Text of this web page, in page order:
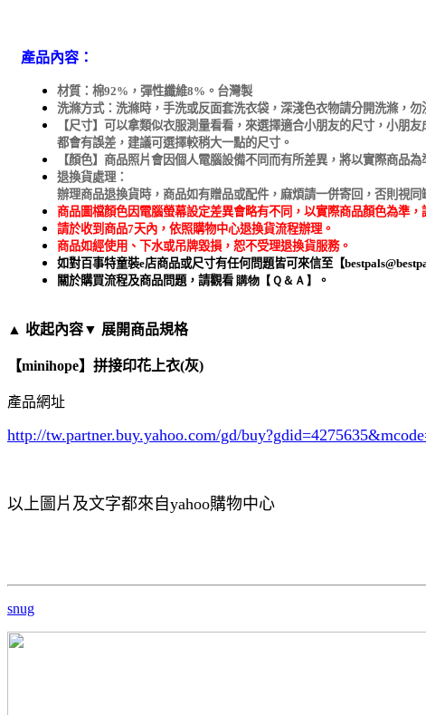
產品內容：
材質：棉92% ，彈性纖維8% 。台灣製
洗滌方式：洗滌時，手洗或反面套洗衣袋 ，深淺色衣物請分開洗滌，勿
【尺寸】可以拿類似衣服測量看看，來選擇適合小朋友的尺寸，小朋
都會有誤差，建議可選擇較稍大一點的尺寸。
【顏色】商品照片會因個人電腦設備不同而有所差異，將以實際商品為
退換貨處理：
辦理商品退換貨時，商品如有贈品或配件，麻煩請一併寄回，否則 視同
商品圖檔顏色因電腦螢幕設定差異會略有不同，以實際商品顏色為準，
請於收到商品7天內，依照購物中心退換貨流程辦理。
商品如經使用、下水或吊牌毀損，恕不受理退換貨服務。
如對百事特童裝e店商品或尺寸有任何問題皆可來信至 【
關於購買流程及商品問題，請觀看 購物【Ｑ＆Ａ】 。
▲ 收起內容▼ 展開商品規格
【minihope】拼接印花上衣(灰)
產品網址
http://tw.partner.buy.yahoo.com/gd/buy?gdid=4275635
以上圖片及文字都來自yahoo購物中心
snug